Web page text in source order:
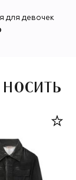
планеты.
для девочек
НОСИТЬ